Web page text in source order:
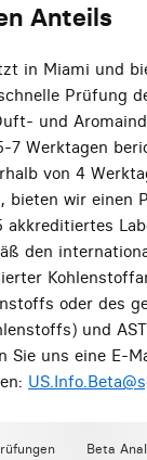
Anteils
in Miami und
Prüfung
und
7 Werktagen
von 4
bieten wir einen
akkreditiertes
den
oder des
und
Sie uns eine E-